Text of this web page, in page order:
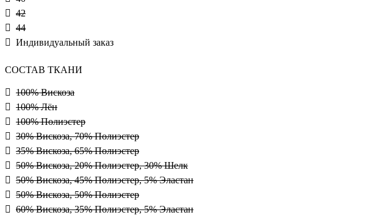
42
44
Индивидуальный заказ
СОСТАВ ТКАНИ
100% Вискоза
100% Лён
100% Полиэстер
30% Вискоза, 70% Полиэстер
35% Вискоза, 65% Полиэстер
50% Вискоза, 20% Полиэстер, 30% Шелк
50% Вискоза, 45% Полиэстер, 5% Эластан
50% Вискоза, 50% Полиэстер
60% Вискоза, 35% Полиэстер, 5% Эластан